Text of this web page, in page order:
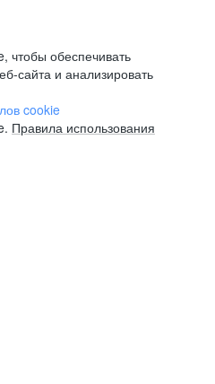
обеспечивать
сайта и анализировать
cookie
Правила использования